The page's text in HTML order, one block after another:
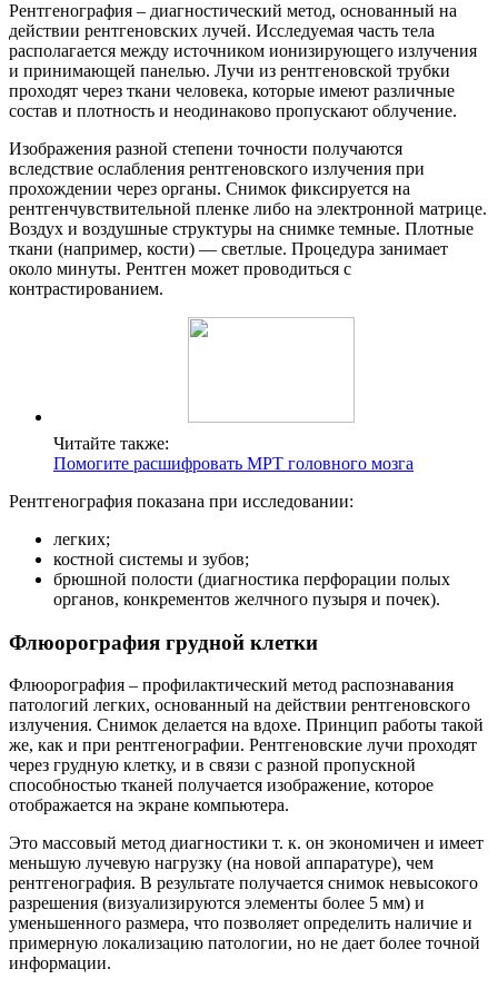
Рентгенография – диагностический метод, основанный на
действии рентгеновских лучей. Исследуемая часть тела
располагается между источником ионизирующего излучения
и принимающей панелью. Лучи из рентгеновской трубки
проходят через ткани человека, которые имеют различные
состав и плотность и неодинаково пропускают облучение.
Изображения разной степени точности получаются
вследствие ослабления рентгеновского излучения при
прохождении через органы. Снимок фиксируется на
рентгенчувствительной пленке либо на электронной матрице.
Воздух и воздушные структуры на снимке темные. Плотные
ткани (например, кости) — светлые. Процедура занимает
около минуты. Рентген может проводиться с
контрастированием.
Читайте также:
Помогите расшифровать МРТ головного мозга
Рентгенография показана при исследовании:
легких;
костной системы и зубов;
брюшной полости (диагностика перфорации полых
органов, конкрементов желчного пузыря и почек).
Флюорография грудной клетки
Флюорография – профилактический метод распознавания
патологий легких, основанный на действии рентгеновского
излучения. Снимок делается на вдохе. Принцип работы такой
же, как и при рентгенографии. Рентгеновские лучи проходят
через грудную клетку, и в связи с разной пропускной
способностью тканей получается изображение, которое
отображается на экране компьютера.
Это массовый метод диагностики т. к. он экономичен и имеет
меньшую лучевую нагрузку (на новой аппаратуре), чем
рентгенография. В результате получается снимок невысокого
разрешения (визуализируются элементы более 5 мм) и
уменьшенного размера, что позволяет определить наличие и
примерную локализацию патологии, но не дает более точной
информации.